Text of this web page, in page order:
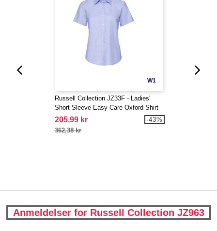
W1
Russell Collection JZ33F - Ladies'
Short Sleeve Easy Care Oxford Shirt
205,99 kr
362,38 kr
-43%
Anmeldelser for Russell Collection JZ963